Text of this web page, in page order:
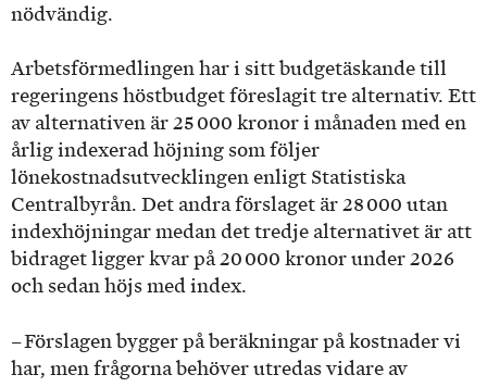
nödvändig.
Arbetsförmedlingen har i sitt budgetäskande till
regeringens höstbudget föreslagit tre alternativ. Ett
av alternativen är 25 000 kronor i månaden med en
årlig indexerad höjning som följer
lönekostnadsutvecklingen enligt Statistiska
Centralbyrån. Det andra förslaget är 28 000 utan
indexhöjningar medan det tredje alternativet är att
bidraget ligger kvar på 20 000 kronor under 2026
och sedan höjs med index.
– Förslagen bygger på beräkningar på kostnader vi
har, men frågorna behöver utredas vidare av